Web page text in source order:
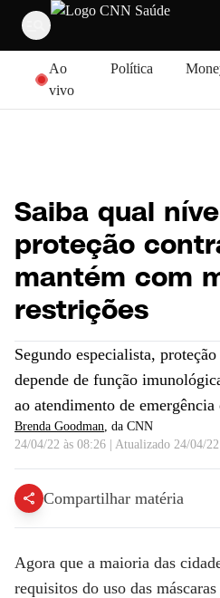
Ao
vivo
Política
Saiba qual
proteção
mantém com
restrições
Segundo especialista,
depende de função
ao atendimento de
Brenda Goodman, da CNN
24/04/22 às 08:26
Atualizado 24/04/
Compartilhar matéria
Agora que a maioria das
requisitos do uso das